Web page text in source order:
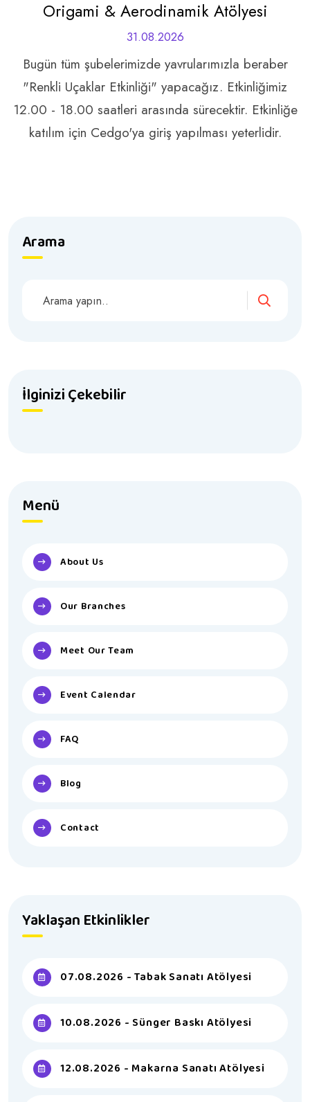
Origami & Aerodinamik Atölyesi
31.08.2026
Bugün tüm şubelerimizde yavrularımızla beraber
"Renkli Uçaklar Etkinliği" yapacağız. Etkinliğimiz
12.00 - 18.00 saatleri arasında sürecektir. Etkinliğe
katılım için Cedgo'ya giriş yapılması yeterlidir.
Arama
İlginizi Çekebilir
Menü
About Us
Our Branches
Meet Our Team
Event Calendar
FAQ
Blog
Contact
Yaklaşan Etkinlikler
07.08.2026 - Tabak Sanatı Atölyesi
10.08.2026 - Sünger Baskı Atölyesi
12.08.2026 - Makarna Sanatı Atölyesi